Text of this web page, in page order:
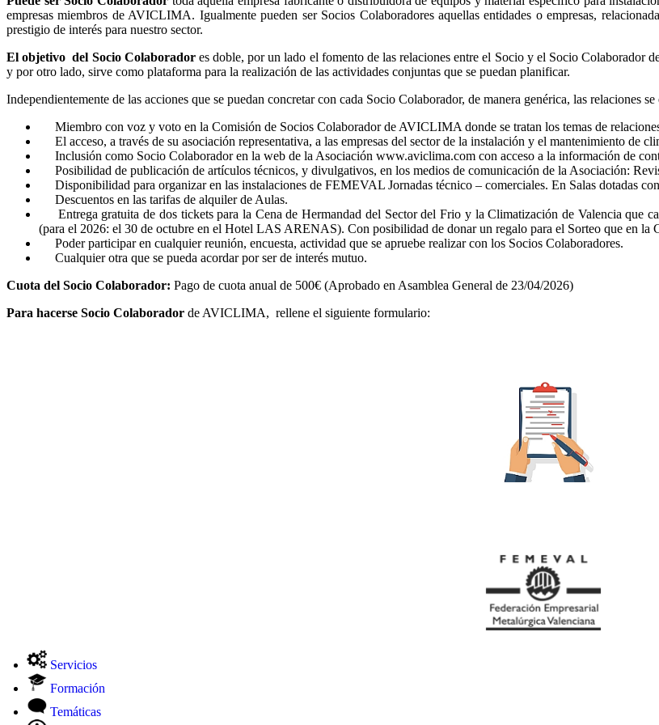
empresas miembros de AVICLIMA. Igualmente pueden ser Socios Colaboradores aquellas entidades o empresas,
prestigio de interés para nuestro sector.
El objetivo del Socio Colaboradores doble, por un lado el fomento de las relaciones entre el Socio y el Socio Colaborador
y por otro lado, sirve como plataforma para la realización de las actividades conjuntas que se puedan planificar.
Independientemente de las acciones que se puedan concretar con cada Socio Colaborador, de manera genérica, las relaciones se
Miembro con voz y voto en la Comisión de Socios Colaborador de AVICLIMA donde se tratan los temas de
El acceso, a través de su asociación representativa, a las empresas del sector de la instalación y el mantenimiento de
Inclusión como Socio Colaborador en la web de la Asociación www.aviclima.com con acceso a la información de
Posibilidad de publicación de artículos técnicos, y divulgativos, en los medios de comunicación de la Asociación:
Disponibilidad para organizar en las instalaciones de FEMEVAL Jornadas técnico – comerciales. En Salas dotadas
Descuentos en las tarifas de alquiler de Aulas.
Entrega gratuita de dos tickets para la Cena de Hermandad del Sector del Frio y la Climatización de Valencia que
(para el 2026: el 30 de octubre en el Hotel LAS ARENAS). Con posibilidad de donar un regalo para el Sorteo que en la
Poder participar en cualquier reunión, encuesta, actividad que se apruebe realizar con los Socios Colaboradores.
Cualquier otra que se pueda acordar por ser de interés mutuo.
Cuota del Socio Colaborador: Pago de cuota anual de 500€ (Aprobado en Asamblea General de 23/04/2026)
Para hacerse Socio Colaborador de AVICLIMA, rellene el siguiente formulario:
Servicios
Formación
Temáticas